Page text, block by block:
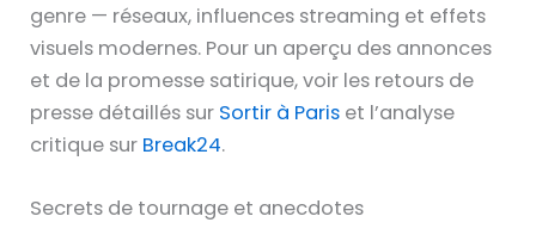
genre — réseaux, influences streaming et effets
visuels modernes. Pour un aperçu des annonces
et de la promesse satirique, voir les retours de
presse détaillés sur Sortir à Paris et l’analyse
critique sur Break24.
Secrets de tournage et anecdotes